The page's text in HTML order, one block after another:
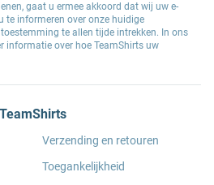
gaat u ermee akkoord dat wij uw e-
te informeren over onze huidige
te allen tijde intrekken. In ons
informatie over hoe TeamShirts uw
TeamShirts
Verzending en retouren
Toegankelijkheid